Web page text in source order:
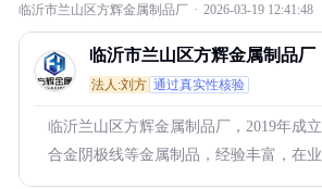
临沂市兰山区方辉金属制品厂 · 2026-03-19 12:41:48
临沂市兰山区方辉金属制品厂
法人:刘方 通过真实性核验
临沂兰山区方辉金属制品厂，2019年成
合金阴极线等金属制品，经验丰富，在业